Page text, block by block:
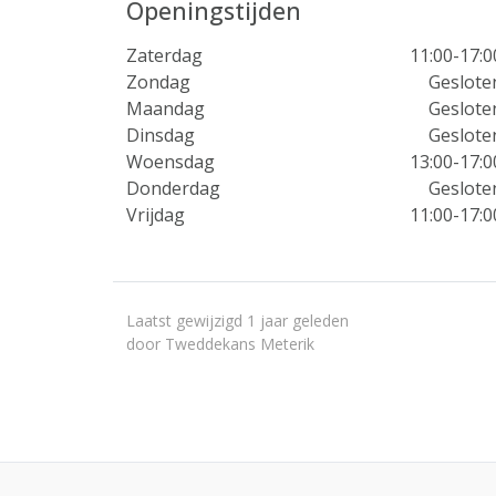
Openingstijden
Zaterdag
11:00-
Zondag
Maandag
Dinsdag
Woensdag
13:00-
Donderdag
Vrijdag
11:00-
Laatst gewijzigd 1 jaar geleden
door Tweddekans Meterik